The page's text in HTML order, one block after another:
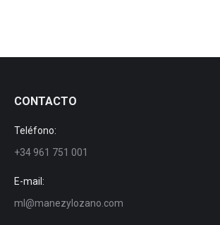
CONTACTO
Teléfono:
+34 961 751 001
E-mail:
ml@manezylozano.com